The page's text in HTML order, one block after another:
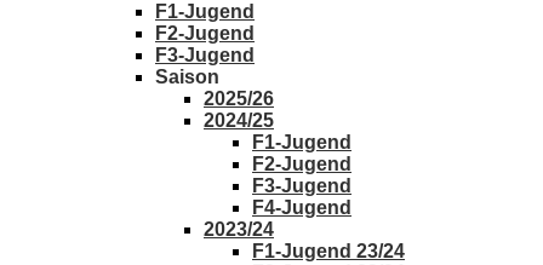
F1-Jugend
F2-Jugend
F3-Jugend
Saison
2025/26
2024/25
F1-Jugend
F2-Jugend
F3-Jugend
F4-Jugend
2023/24
F1-Jugend 23/24